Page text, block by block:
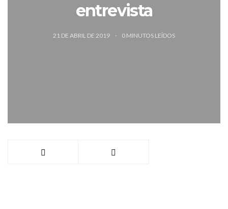
entrevista
21 DE ABRIL DE 2019 0 MINUTOS LEÍDOS